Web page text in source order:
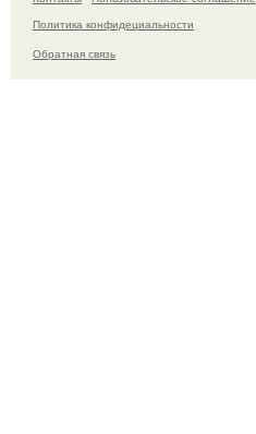
Политика конфидециальности
Обратная связь